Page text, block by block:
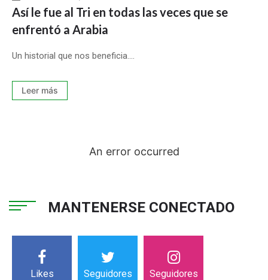
Así le fue al Tri en todas las veces que se
enfrentó a Arabia
Un historial que nos beneficia....
Leer más
An error occurred
MANTENERSE CONECTADO
Likes Seguidores Seguidores